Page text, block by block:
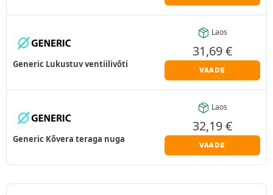
Generic Lukustuv ventiilivõti
Laos
31,69€
VAADE
Generic Kõvera teraga nuga
Laos
32,19€
VAADE